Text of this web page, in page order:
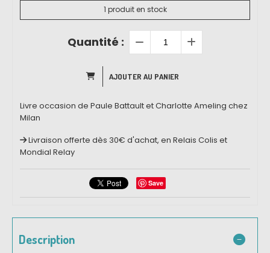
1 produit en stock
Quantité :
AJOUTER AU PANIER
Livre occasion de Paule Battault et Charlotte Ameling chez
Milan
Livraison offerte dès 30€ d'achat, en Relais Colis et
Mondial Relay
Save
Description